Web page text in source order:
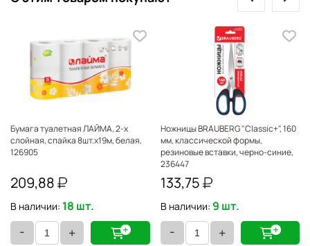
Бумага туалетная ЛАЙМА, 2-х
слойная, спайка 8шт.х19м, белая,
126905
209,88
В наличии: 18 шт.
- +
Ножницы BRAUBERG "Classic+", 160
мм, классической формы,
резиновые вставки, черно-синие,
236447
133,75
В наличии: 9 шт.
- +